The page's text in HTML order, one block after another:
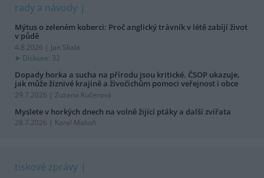
rady a návody
Mýtus o zeleném koberci: Proč anglický trávník v létě zabíjí život
v půdě
4.8.2026 | Jan Skala
Diskuse: 32
Dopady horka a sucha na přírodu jsou kritické. ČSOP ukazuje,
jak může žíznivé krajině a živočichům pomoci veřejnost i obce
29.7.2026 | Zuzana Kučerová
Myslete v horkých dnech na volně žijící ptáky a další zvířata
28.7.2026 | Karel Makoň
tiskové zprávy